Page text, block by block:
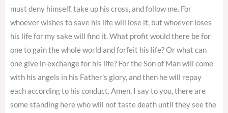
must deny himself, take up his cross, and follow me. For
whoever wishes to save his life will lose it, but whoever loses
his life for my sake will find it. What profit would there be for
one to gain the whole world and forfeit his life? Or what can
one give in exchange for his life? For the Son of Man will come
with his angels in his Father’s glory, and then he will repay
each according to his conduct. Amen, I say to you, there are
some standing here who will not taste death until they see the